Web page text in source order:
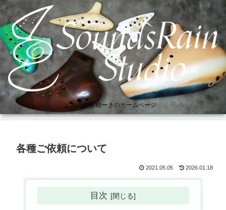
おのさめ ゆーきのホームページ
各種ご依頼について
2021.05.05 2026.01.18
目次